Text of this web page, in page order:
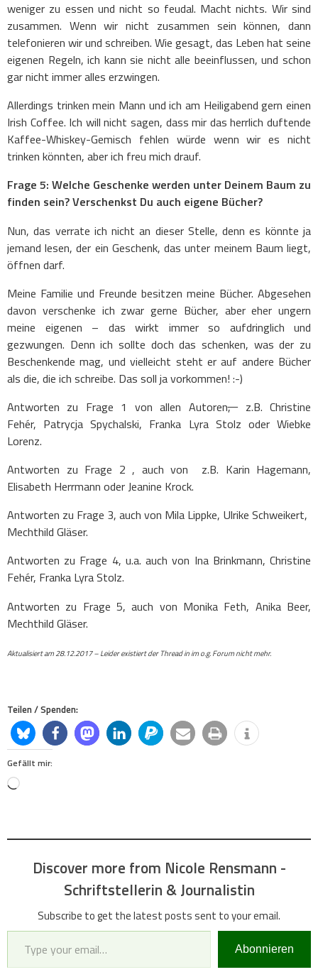
weniger zu essen und nicht so feudal. Macht nichts. Wir sind
zusammen. Wenn wir nicht zusammen sein können, dann
telefonieren wir und schreiben. Wie gesagt, das Leben hat seine
eigenen Regeln, ich kann sie nicht alle beeinflussen, und schon
gar nicht immer alles erzwingen.
Allerdings trinken mein Mann und ich am Heiligabend gern einen
Irish Coffee. Ich will nicht sagen, dass mir das herrlich duftende
Kaffee-Whiskey-Gemisch fehlen würde wenn wir es nicht
trinken könnten, aber ich freu mich drauf.
Frage 5: Welche Geschenke werden unter Deinem Baum zu
finden sein?Verschenkst Du auch eigene Bücher?
Nun, das verrate ich nicht an dieser Stelle, denn es könnte ja
jemand lesen, der ein Geschenk, das unter meinem Baum liegt,
öffnen darf.
Meine Familie und Freunde besitzen meine Bücher. Abgesehen
davon verschenke ich zwar gerne Bücher, aber eher ungern
meine eigenen – das wirkt immer so aufdringlich und
gezwungen. Denn ich sollte doch das schenken, was der zu
Beschenkende mag, und vielleicht steht er auf andere Bücher
als die, die ich schreibe. Das soll ja vorkommen! :-)
Antworten zu Frage 1 von allen Autoren,z.B. Christine
Fehér, Patrycja Spychalski, Franka Lyra Stolz oder Wiebke
Lorenz.
Antworten zu Frage 2 , auch von z.B. Karin Hagemann,
Elisabeth Herrmann oder Jeanine Krock.
Antworten zu Frage 3, auch von Mila Lippke, Ulrike Schweikert,
Mechthild Gläser.
Antworten zu Frage 4, u.a. auch von Ina Brinkmann, Christine
Fehér, Franka Lyra Stolz.
Antworten zu Frage 5, auch von Monika Feth, Anika Beer,
Mechthild Gläser.
Aktualisiert am 28.12.2017 – Leider existiert der Thread in im o.g. Forum nicht mehr.
Teilen / Spenden:
Gefällt mir:
Loading…
Discover more from Nicole Rensmann -
Schriftstellerin & Journalistin
Subscribe to get the latest posts sent to your email.
Type your email…
Abonnieren